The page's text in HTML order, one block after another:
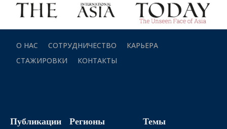
О НАС СОТРУДНИЧЕСТВО
КАРЬЕРА
СТАЖИРОВКИ
КОНТАКТЫ
Публикации Регионы Темы